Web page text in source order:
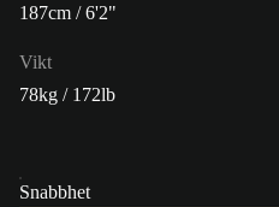
187cm / 6'2"
Vikt
78kg / 172lb
Snabbhet